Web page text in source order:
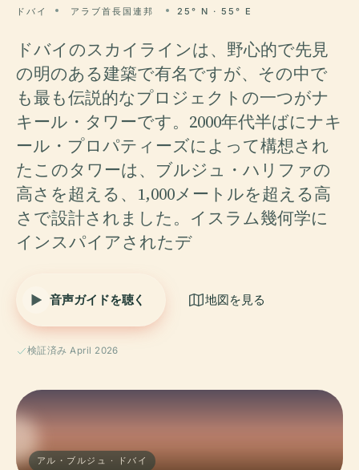
ドバイ アラブ首長国連邦 25° N · 55° E
ドバイのスカイラインは、野心的で先見
の明のある建築で有名ですが、その中で
も最も伝説的なプロジェクトの一つがナ
キール・タワーです。2000年代半ばにナキ
ール・プロパティーズによって構想され
たこのタワーは、ブルジュ・ハリファの
高さを超える、1,000メートルを超える高
さで設計されました。イスラム幾何学に
インスパイアされたデ
音声ガイドを聴く 地図を見る
検証済み April 2026
アル・ブルジュ · ドバイ